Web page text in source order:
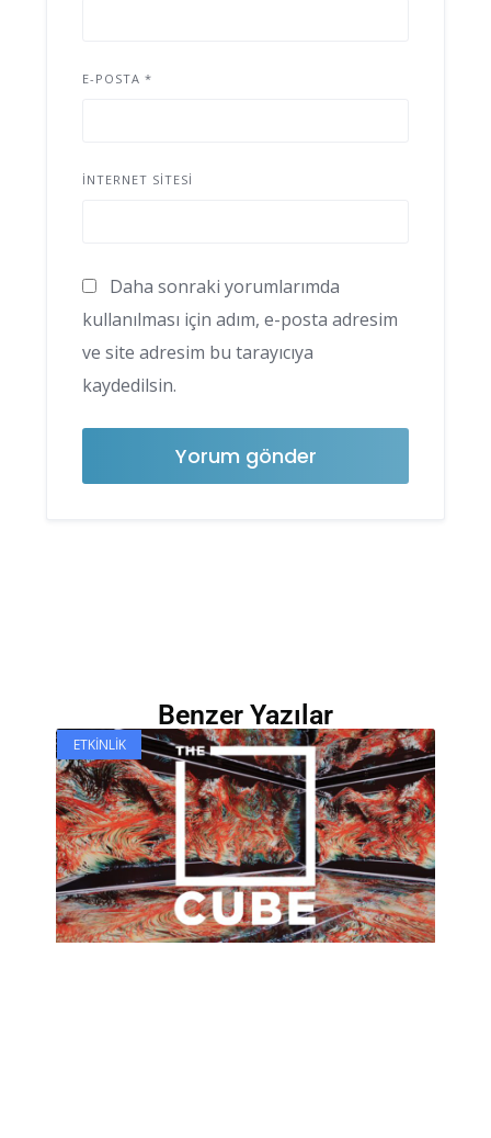
E-POSTA *
İNTERNET SITESI
Daha sonraki yorumlarımda
kullanılması için adım, e-posta adresim
ve site adresim bu tarayıcıya
kaydedilsin.
Benzer Yazılar
ETKINLIK